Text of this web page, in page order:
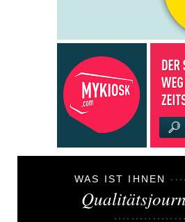
WAS IST IHNEN